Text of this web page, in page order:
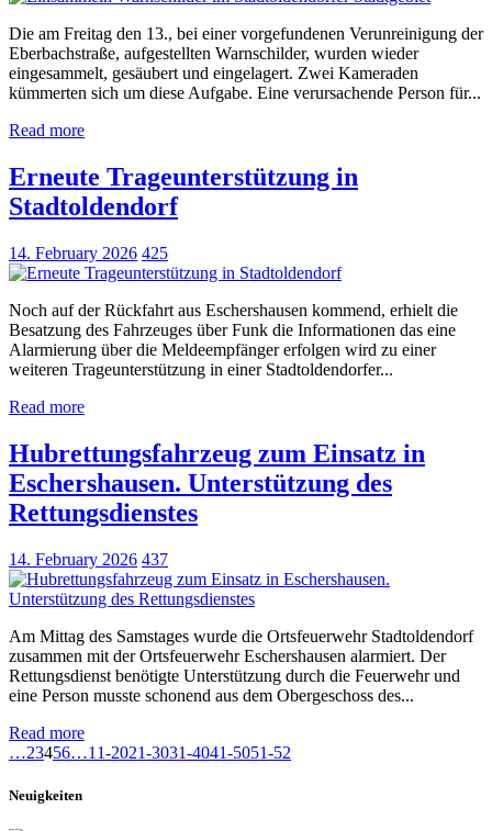
Die am Freitag den 13., bei einer vorgefundenen Verunreinigung der
Eberbachstraße, aufgestellten Warnschilder, wurden wieder
eingesammelt, gesäubert und eingelagert. Zwei Kameraden
kümmerten sich um diese Aufgabe. Eine verursachende Person für...
Read more
Erneute Trageunterstützung in
Stadtoldendorf
14. February 2026 425
Noch auf der Rückfahrt aus Eschershausen kommend, erhielt die
Besatzung des Fahrzeuges über Funk die Informationen das eine
Alarmierung über die Meldeempfänger erfolgen wird zu einer
weiteren Trageunterstützung in einer Stadtoldendorfer...
Read more
Hubrettungsfahrzeug zum Einsatz in
Eschershausen. Unterstützung des
Rettungsdienstes
14. February 2026 437
Am Mittag des Samstages wurde die Ortsfeuerwehr Stadtoldendorf
zusammen mit der Ortsfeuerwehr Eschershausen alarmiert. Der
Rettungsdienst benötigte Unterstützung durch die Feuerwehr und
eine Person musste schonend aus dem Obergeschoss des...
Read more
…23456…11-2021-3031-4041-5051-52
Neuigkeiten